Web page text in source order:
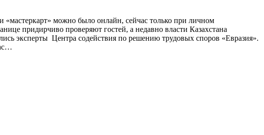
«мастеркарт» можно было онлайн, сейчас только при личном
придирчиво проверяют гостей, а недавно власти Казахстана
эксперты Центра содействия по решению трудовых споров «Евразия».